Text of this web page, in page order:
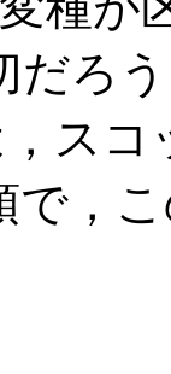
だろ
ス
で，